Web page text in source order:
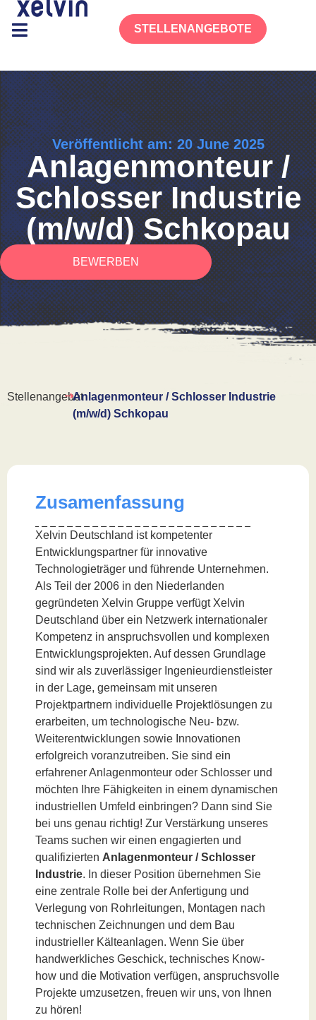
STELLENANGEBOTE
Veröffentlicht am: 20 June 2025
Anlagenmonteur /
Schlosser Industrie
(m/w/d) Schkopau
BEWERBEN
StellenangebotAnlagenmonteur / Schlosser Industrie
(m/w/d) Schkopau
Zusamenfassung
Xelvin Deutschland ist kompetenter
Entwicklungspartner für innovative
Technologieträger und führende Unternehmen.
Als Teil der 2006 in den Niederlanden
gegründeten Xelvin Gruppe verfügt Xelvin
Deutschland über ein Netzwerk internationaler
Kompetenz in anspruchsvollen und komplexen
Entwicklungsprojekten. Auf dessen Grundlage
sind wir als zuverlässiger Ingenieurdienstleister
in der Lage, gemeinsam mit unseren
Projektpartnern individuelle Projektlösungen zu
erarbeiten, um technologische Neu- bzw.
Weiterentwicklungen sowie Innovationen
erfolgreich voranzutreiben. Sie sind ein
erfahrener Anlagenmonteur oder Schlosser und
möchten Ihre Fähigkeiten in einem dynamischen
industriellen Umfeld einbringen? Dann sind Sie
bei uns genau richtig! Zur Verstärkung unseres
Teams suchen wir einen engagierten und
qualifizierten Anlagenmonteur / Schlosser
Industrie. In dieser Position übernehmen Sie
eine zentrale Rolle bei der Anfertigung und
Verlegung von Rohrleitungen, Montagen nach
technischen Zeichnungen und dem Bau
industrieller Kälteanlagen. Wenn Sie über
handwerkliches Geschick, technisches Know-
how und die Motivation verfügen, anspruchsvolle
Projekte umzusetzen, freuen wir uns, von Ihnen
zu hören!